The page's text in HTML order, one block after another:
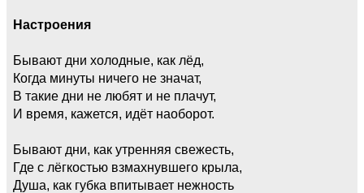
Настроения
Бывают дни холодные, как лёд,
Когда минуты ничего не значат,
В такие дни не любят и не плачут,
И время, кажется, идёт наоборот.
Бывают дни, как утренняя свежесть,
Где с лёгкостью взмахнувшего крыла,
Душа, как губка впитывает нежность